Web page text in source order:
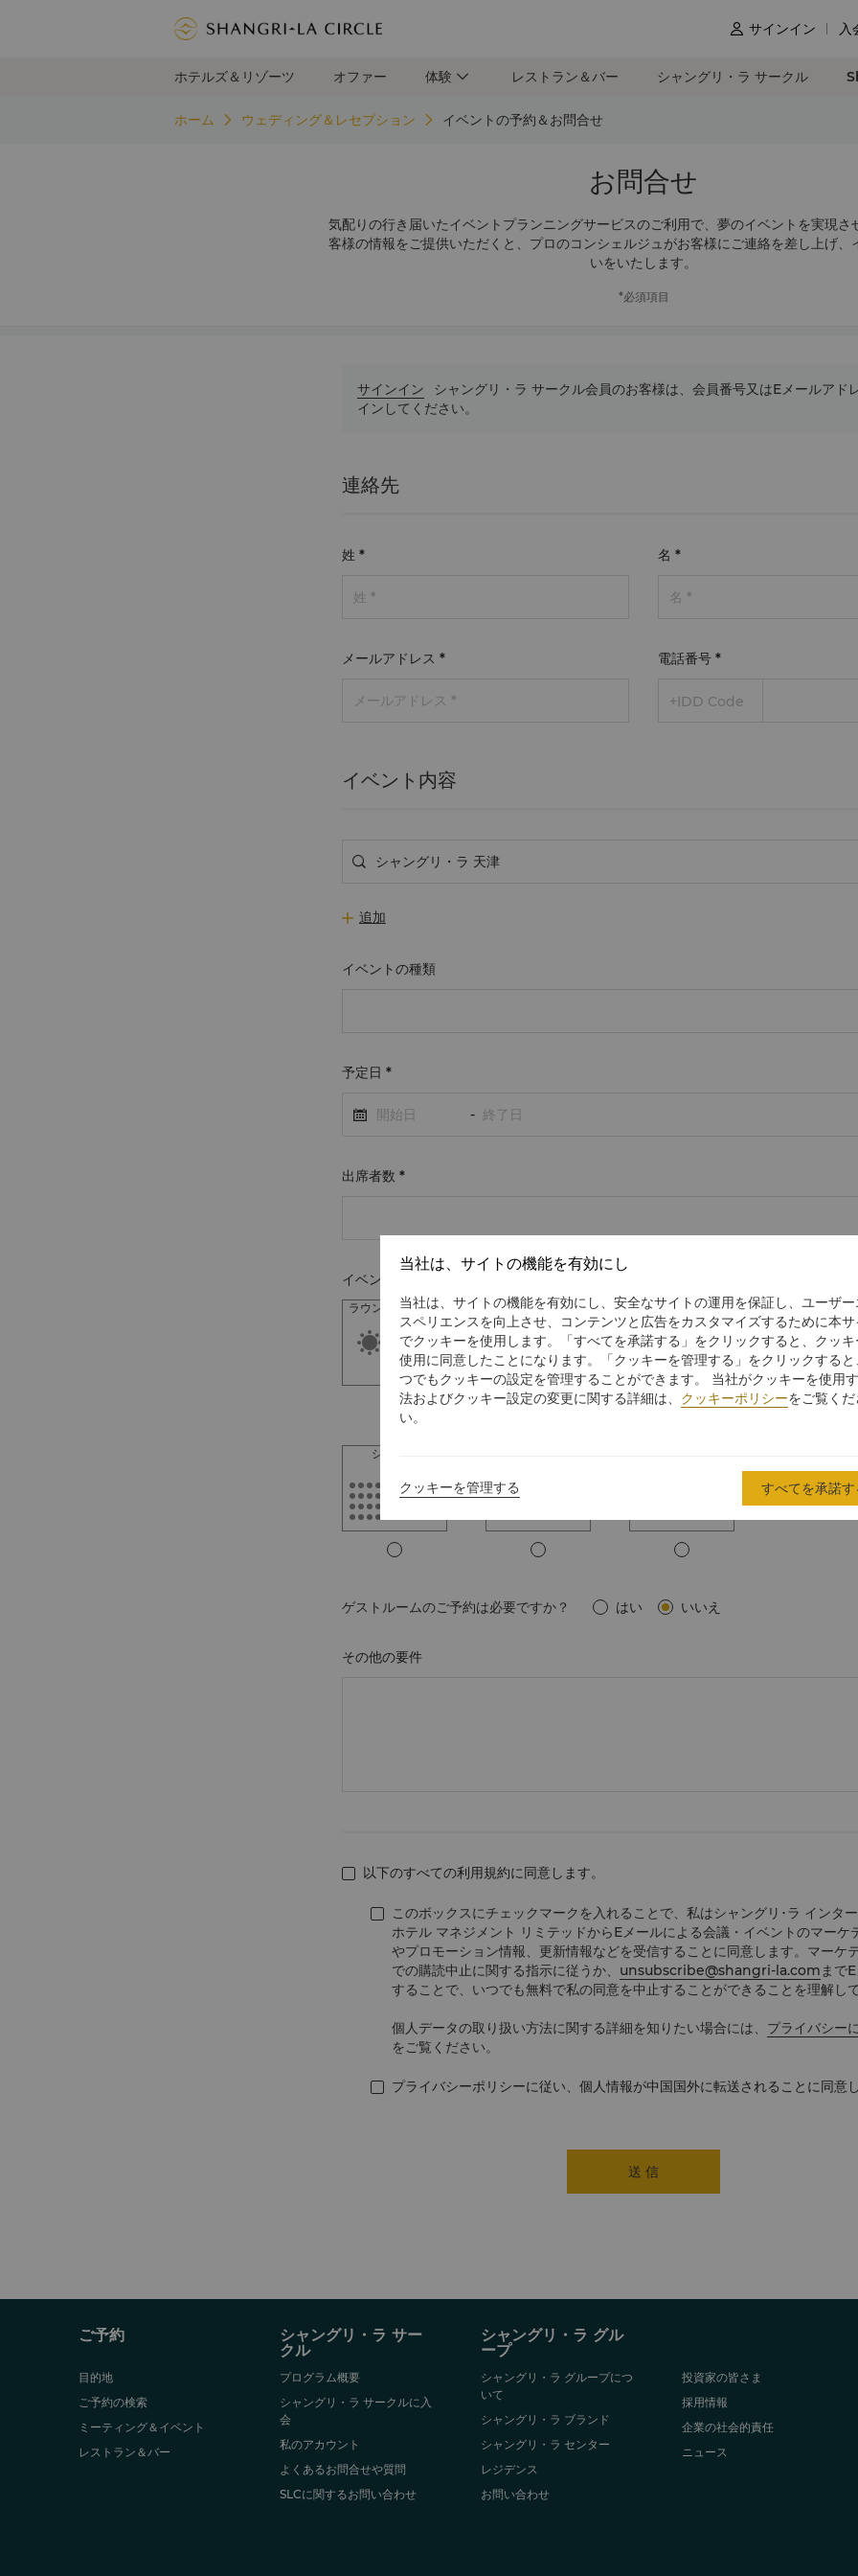
 サインイン 入
ホテルズ＆リゾーツ オファー 体験 レストラン＆バー シャングリ・ラ サークル
ホーム ウェディング＆レセプション イベントの予約＆お問合せ
お問合せ
気配りの行き届いたイベントプランニングサービスのご利用で、夢のイベントを実現さ
客様の情報をご提供いただくと、プロのコンシェルジュがお客様にご連絡を差し上げ、
いをいたします。
*必須項目
サインイン
シャングリ・ラ サークル会員のお客様は、会員番号又はEメールアド
インしてください。
連絡先
姓 * 名 *
メールアドレス * 電話番号 *
+IDD Code
イベント内容
追加
イベントの種類
予定日 *
-
出席者数 *
イベント設営
ラウンドテーブル ボードルーム クラスルーム
シアター
ゲストルームのご予約は必要ですか？ はい いいえ
その他の要件
以下のすべての利用規約に同意します。
このボックスにチェックマークを入れることで、私はシャングリ･ラ インタ
ホテル マネジメント リミテッドからEメールによる会議・イベントのマーケ
やプロモーション情報、更新情報などを受信することに同意します。マーケ
での購読中止に関する指示に従うか、 unsubscribe@shangri-la.com まで
することで、いつでも無料で私の同意を中止することができることを理解して
個人データの取り扱い方法に関する詳細を知りたい場合には、 プライバシー
をご覧ください。
プライバシーポリシーに従い、個人情報が中国国外に転送されることに同意し
送 信
ご予約
目的地
ご予約の検索
ミーティング＆イベント
レストラン＆バー
シャングリ・ラ サー
クル
プログラム概要
シャングリ・ラ サークルに入
会
私のアカウント
よくあるお問合せや質問
SLCに関するお問い合わせ
シャングリ・ラ グル
ープ
シャングリ・ラ グループにつ
いて
シャングリ・ラ ブランド
シャングリ・ラ センター
レジデンス
お問い合わせ
投資家の皆さま
採用情報
企業の社会的責任
ニュース
当社は、サイトの機能を有効にし
当社は、サイトの機能を有効にし、安全なサイトの運用を保証し、ユーザー
スペリエンスを向上させ、コンテンツと広告をカスタマイズするために本サ
でクッキーを使用します。「すべてを承諾する」をクリックすると、クッ
使用に同意したことになります。「クッキーを管理する」をクリックする
つでもクッキーの設定を管理することができます。 当社がクッキーを使用
法およびクッキー設定の変更に関する詳細は、 クッキーポリシーをご覧くだ
い。
クッキーを管理する すべてを承諾す